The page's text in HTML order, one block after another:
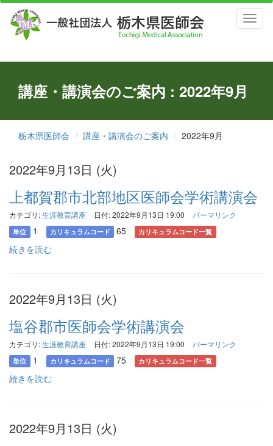
講座・講演会のご案内 : 2022年9月
栃木県医師会 講座・講演会のご案内 2022年9月
2022年9月13日 (火)
上都賀郡市北部地区医師会学術講演会
カテゴリ:生涯教育講座 日付: 2022年9月13日 19:00 パーマリンク
単位 1 カリキュラムコード 65 カリキュラムコード一覧
続きを読む
2022年9月13日 (火)
塩谷郡市医師会学術講演会
カテゴリ:生涯教育講座 日付: 2022年9月13日 19:00 パーマリンク
単位 1 カリキュラムコード 75 カリキュラムコード一覧
続きを読む
2022年9月13日 (火)